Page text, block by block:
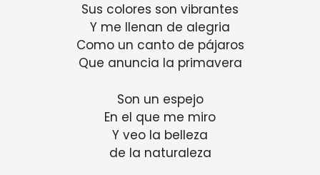
Sus colores son vibrantes
Y me llenan de alegria
Como un canto de pájaros
Que anuncia la primavera
Son un espejo
En el que me miro
Y veo la belleza
de la naturaleza